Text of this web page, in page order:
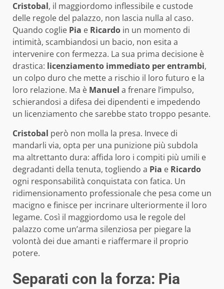
Cristobal, il maggiordomo inflessibile e custode
delle regole del palazzo, non lascia nulla al caso.
Quando coglie Pia e Ricardo in un momento di
intimità, scambiandosi un bacio, non esita a
intervenire con fermezza. La sua prima decisione è
drastica: licenziamento immediato per entrambi,
un colpo duro che mette a rischio il loro futuro e la
loro relazione. Ma è Manuel a frenare l’impulso,
schierandosi a difesa dei dipendenti e impedendo
un licenziamento che sarebbe stato troppo pesante.
Cristobal però non molla la presa. Invece di
mandarli via, opta per una punizione più subdola
ma altrettanto dura: affida loro i compiti più umili e
degradanti della tenuta, togliendo a Pia e Ricardo
ogni responsabilità conquistata con fatica. Un
ridimensionamento professionale che pesa come un
macigno e finisce per incrinare ulteriormente il loro
legame. Così il maggiordomo usa le regole del
palazzo come un’arma silenziosa per piegare la
volontà dei due amanti e riaffermare il proprio
potere.
Separati con la forza: Pia